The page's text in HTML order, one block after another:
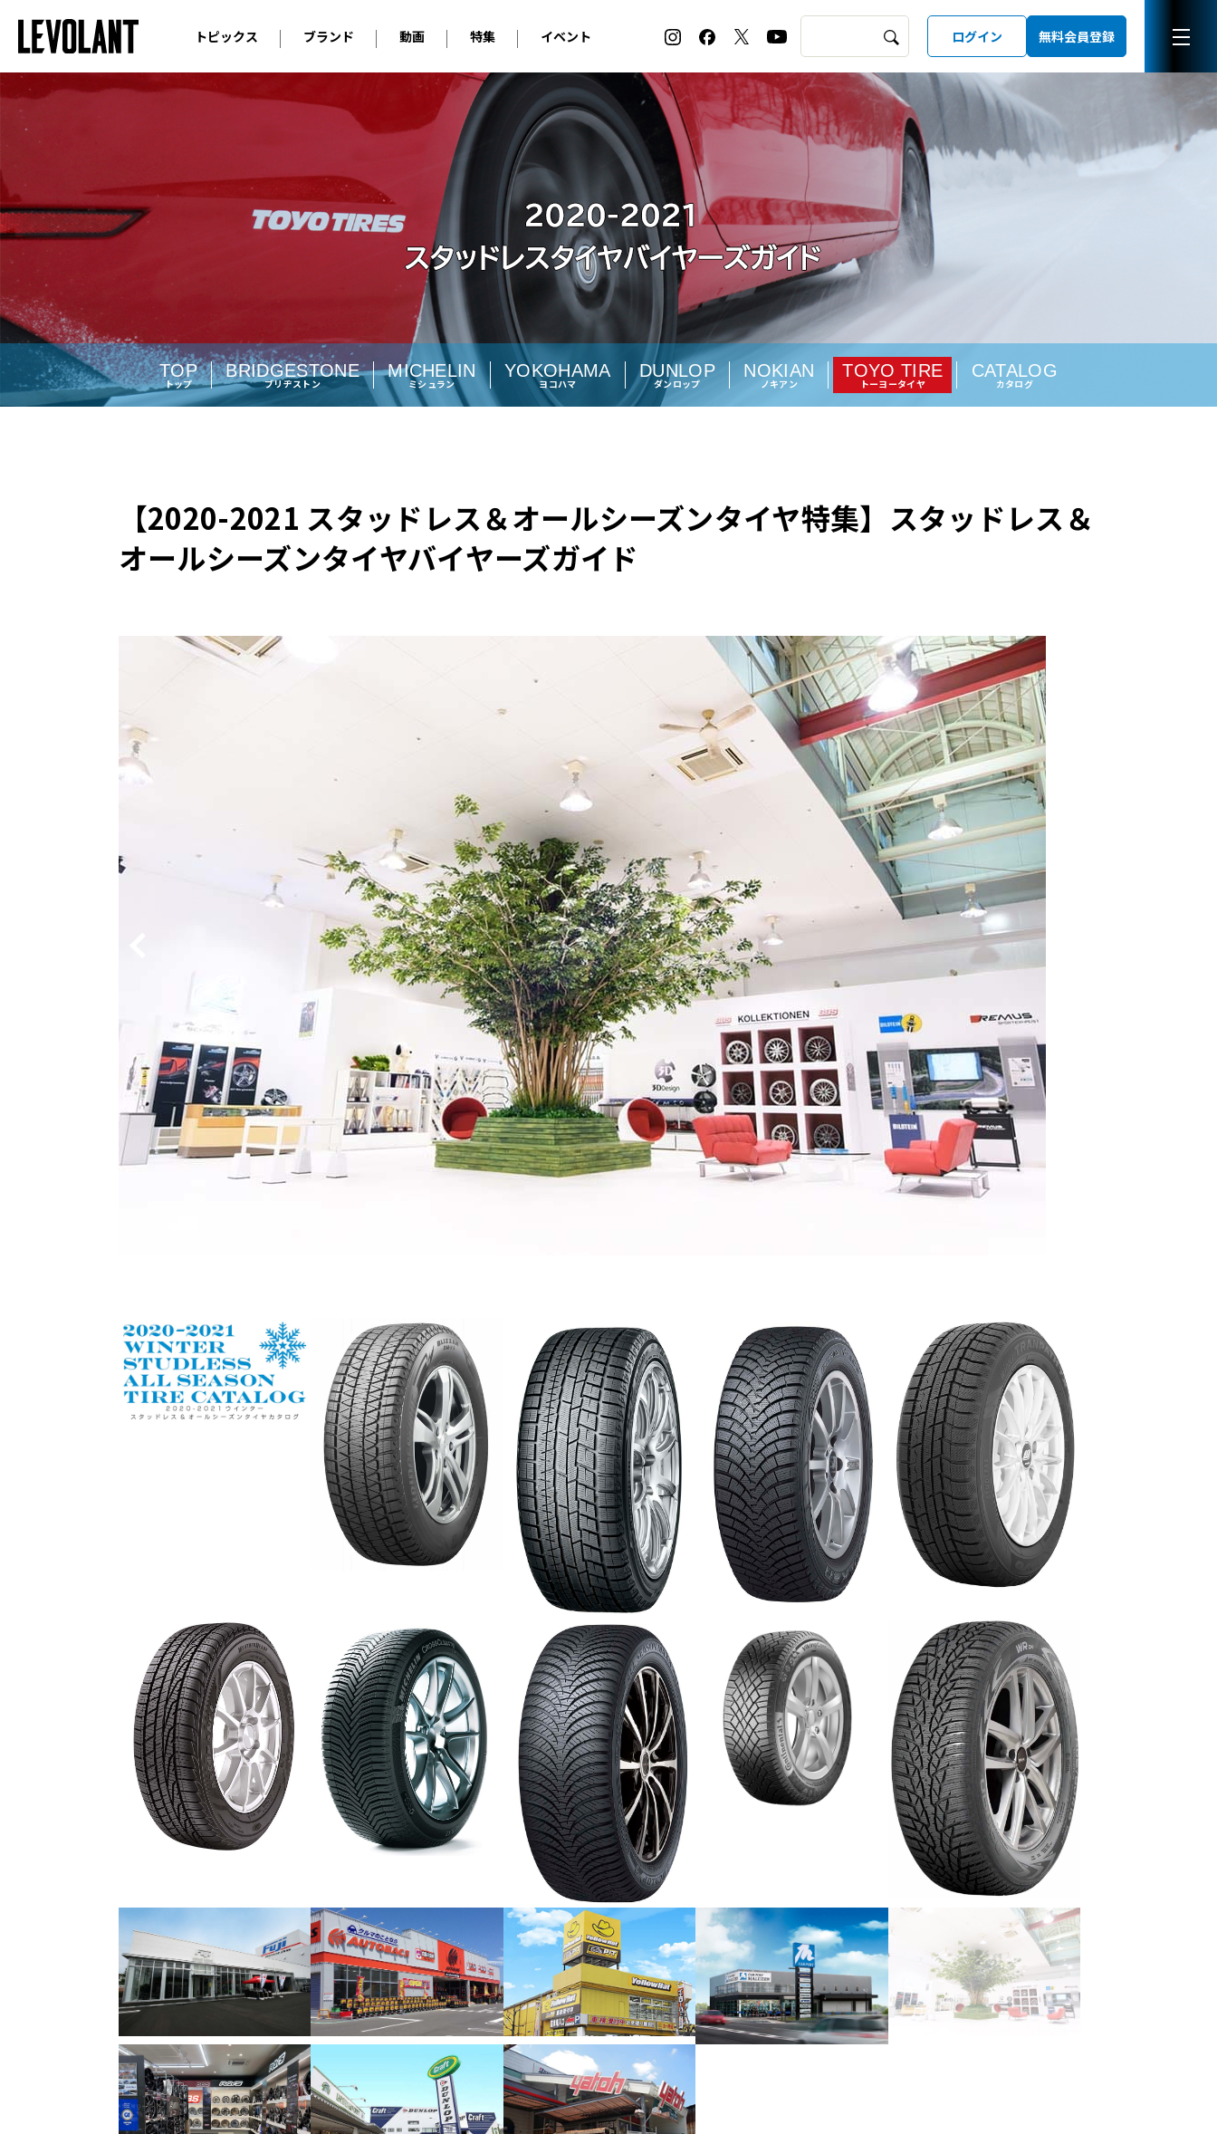
トピックス
ニュース
コラム
ブランド
アルピナ
メルセデス・ベンツ
ポルシェ
フォルクスワーゲン
シトロエン
DSオートモビル
プジョー
ルノー
アバルト
アルファ・ロメオ
フェラーリ
フィアット
ランボルギーニ
マセラティ
アストン・マーティン
ベントレー
ケータハム
ジャガー
ランドローバー
ロータス
マクラーレン
モーガン
ロールス・ロイス
ボルボ
キャデラック
シボレー
ジープ
ヒョンデ
国産車 レクサス トヨタ
日産
三菱
ダイハツ
動画
オリジナル動画
特集
2026 サマータイヤ＆ホイール バイヤーズガイド
2025-2026 冬 スタッドレス＆ウインタータイヤ バイヤーズガイド
ホイールカタログ2025-2026冬
ホイールカタログ
タイヤ特集
イベント
ル・ボラン カーズ・ミート2026横浜
SNOW EXPERIENCE in TOGAKUSHI SKI FIELD
EV:LIFE FUTAKO TAMAGAWA 2026
EV:LIFE KOBE 2025
ル・ボラン カーズ・ミート2025横浜
ログイン 無料会員登録
TOP
トップ
BRIDGESTONE
ブリヂストン
MICHELIN
ミシュラン
YOKOHAMA
ヨコハマ
DUNLOP
ダンロップ
NOKIAN
ノキアン
TOYO TIRE
トーヨータイヤ
CATALOG
カタログ
【2020-2021 スタッドレス＆オールシーズンタイヤ特集】スタッドレス＆
オールシーズンタイヤバイヤーズガイド